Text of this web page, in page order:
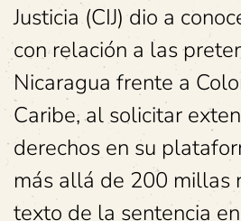
Justicia (CIJ) dio a
con relación a las
Nicaragua frente a
Caribe, al solicitar
derechos en su
más allá de 200 millas
texto de la sentencia en